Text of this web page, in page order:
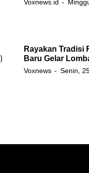
Voxnews.id
Rayakan Tradisi
Baru Gelar
Voxnews Senin,